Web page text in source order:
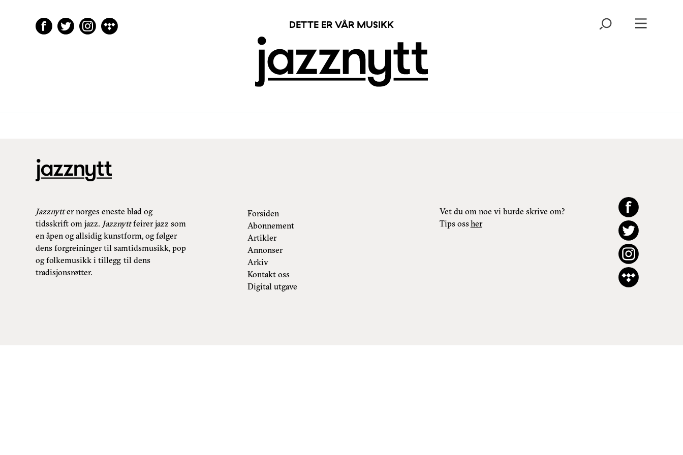
DETTE ER VÅR MUSIKK
Jazznytter norges eneste blad og
tidsskrift om jazz. Jazznyttfeirer jazz som
en åpen og allsidig kunstform, og følger
dens forgreininger til samtidsmusikk, pop
og folkemusikk i tillegg til dens
tradisjonsrøtter.
Forsiden
Abonnement
Artikler
Annonser
Arkiv
Kontakt oss
Digital utgave
Vet du om noe vi burde skrive om?
Tips ossher